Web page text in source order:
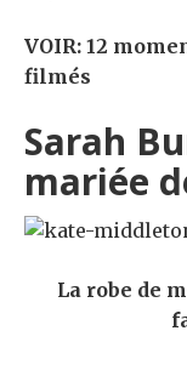
VOIR: 12
filmés
Sarah
mariée
La robe de